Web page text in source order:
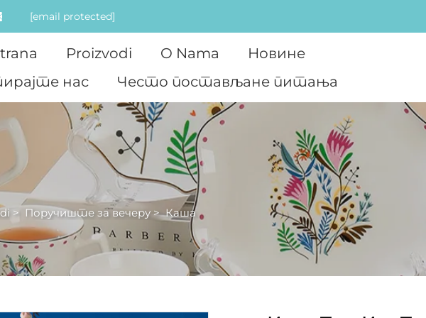
[email protected]
Proizvodi O Nama
Новине
нас
Често постављане питања
> Поручиште за вечеру >Каша